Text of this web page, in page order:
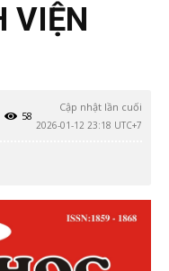
VIỆN
Cập nhật lần cuối
2026-01-12 23:18 UTC+7
58